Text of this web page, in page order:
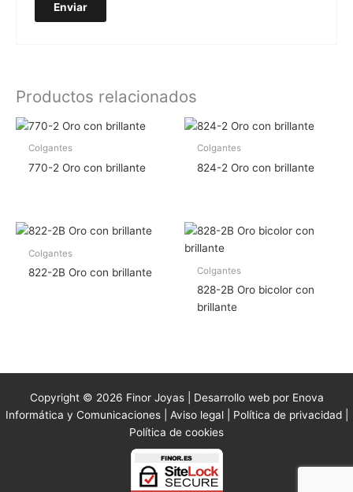
Productos relacionados
Colgantes
770-2 Oro con brillante
Colgantes
824-2 Oro con brillante
Colgantes
822-2B Oro con brillante Colgantes
828-2B Oro bicolor con
brillante
Copyright © 2026 Finor Joyas | Desarrollo web por Enova
Informática y Comunicaciones | Aviso legal| Política de privacidad|
Política de cookies